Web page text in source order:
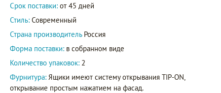
Срок поставки: от 45 дней
Стиль: Современный
Страна производитель Россия
Форма поставки: в собранном виде
Количество упаковок: 2
Фурнитура: Ящики имеют систему открывания TIP-ON,
открывание простым нажатием на фасад.